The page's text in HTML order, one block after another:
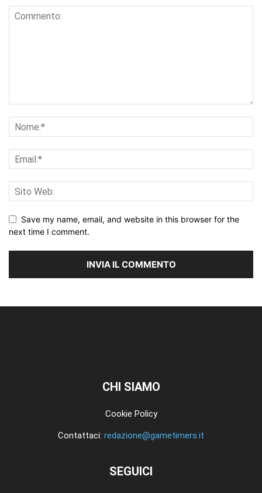
Save my name, email, and website in this browser for the
next time I comment.
CHI SIAMO
Cookie Policy
Contattaci: redazione@gametimers.it
SEGUICI